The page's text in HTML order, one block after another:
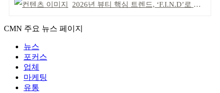
2026년 뷰티 핵심 트렌드, ‘F.I.N.D’로 읽는다
CMN 주요 뉴스 페이지
뉴스
포커스
업체
마케팅
유통